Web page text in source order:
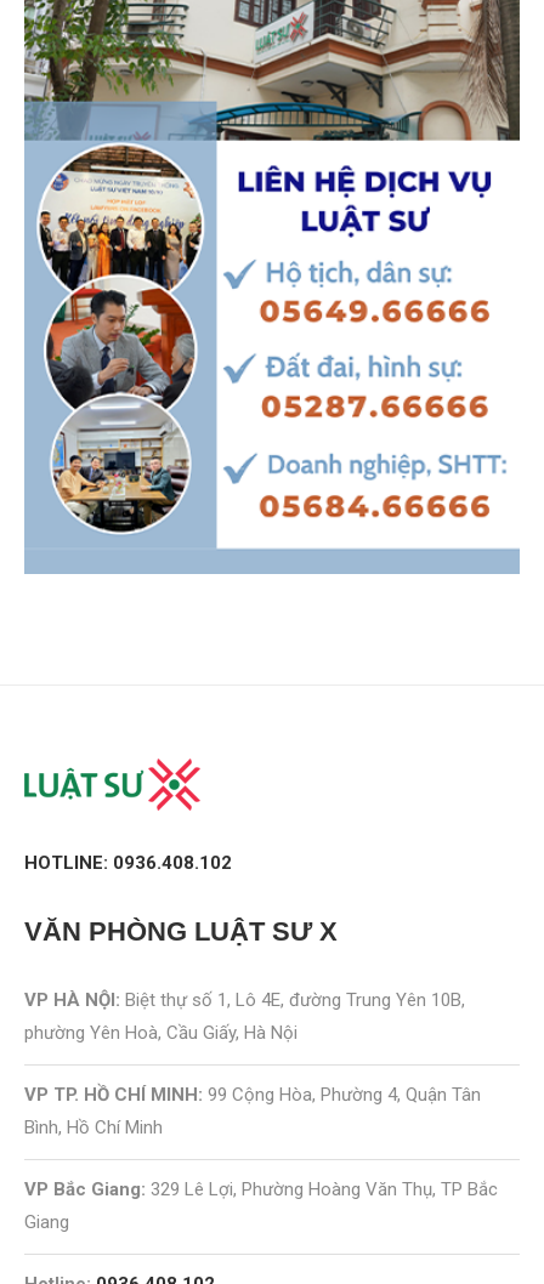
HOTLINE: 0936.408.102
VĂN PHÒNG LUẬT SƯ X
VP HÀ NỘI: Biệt thự số 1, Lô 4E, đường Trung Yên 10B,
phường Yên Hoà, Cầu Giấy, Hà Nội
VP TP. HỒ CHÍ MINH: 99 Cộng Hòa, Phường 4, Quận Tân
Bình, Hồ Chí Minh
VP Bắc Giang: 329 Lê Lợi, Phường Hoàng Văn Thụ, TP Bắc
Giang